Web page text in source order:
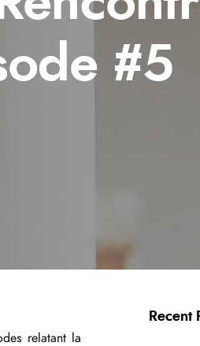
#5
relatant la
Recent